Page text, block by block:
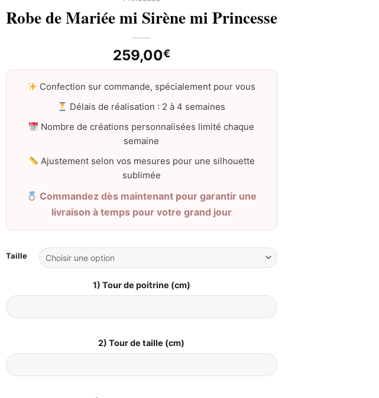
Robe de Mariée mi Sirène mi Princesse
259,00€
Confection sur commande, spécialement pour vous
Délais de réalisation : 2 à 4 semaines
Nombre de créations personnalisées limité chaque
semaine
Ajustement selon vos mesures pour une silhouette
sublimée
Commandez dès maintenant pour garantir une
livraison à temps pour votre grand jour
Taille
1) Tour de poitrine (cm)
2) Tour de taille (cm)